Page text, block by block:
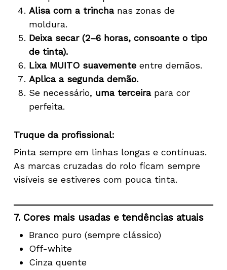
Alisa com a trinchanas zonas de
moldura.
Deixa secar (2–6 horas, consoante o tipo
de tinta).
Lixa MUITO suavementeentre demãos.
Aplica a segunda demão.
Se necessário, uma terceirapara cor
perfeita.
Truque da profissional:
Pinta sempre em linhas longas e contínuas.
As marcas cruzadas do rolo ficam sempre
visíveis se estiveres com pouca tinta.
7. Cores mais usadas e tendências atuais
Branco puro (sempre clássico)
Off-white
Cinza quente